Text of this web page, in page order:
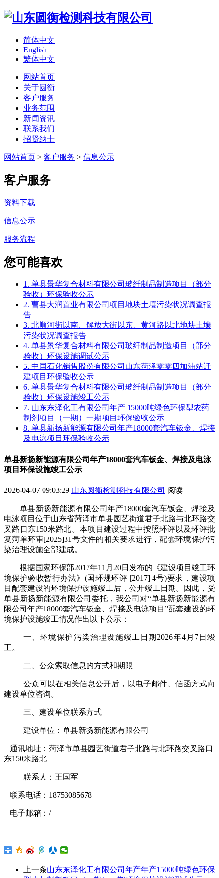
简体中文
English
繁体中文
网站首页
关于圆衡
客户服务
业务范围
新闻资讯
联系我们
招贤纳士
网站首页 > 客户服务 > 信息公示
客户服务
资料下载
信息公示
服务流程
您可能喜欢
1. 单县景华复合材料有限公司玻纤制品制造项目（部分
验收）环保验收公示
2. 曹县大润置业有限公司项目地块土壤污染状况调查报
告
3. 北顺河街以南、解放大街以东、黄河路以北地块土壤
污染状况调查报告
4. 单县景华复合材料有限公司玻纤制品制造项目（部分
验收）环保设施调试公示
5. 中国石化销售股份有限公司山东菏泽零零四加油站迁
建项目环保验收公示
6. 单县景华复合材料有限公司玻纤制品制造项目（部分
验收）环保设施竣工公示
7. 山东东泽化工有限公司年产 15000吨绿色环保型农药
制剂项目（一期）一期项目环保验收公示
8. 单县新扬新能源有限公司年产18000套汽车钣金、焊接
及电泳项目环保验收公示
单县新扬新能源有限公司年产18000套汽车钣金、焊接及电泳
项目环保设施竣工公示
2026-04-07 09:03:29 山东圆衡检测科技有限公司 阅读
单县新扬新能源有限公司年产18000套汽车钣金、焊接及
电泳项目 位于山东省菏泽市单县园艺街道君子北路与北环路交
叉路口东150米路北。本项目 建设过程中按照环评以及环评批
复菏单环审[2025]31 号文件的相关要求进行，配套环境保护污
染治理设施全部建成。
根据国家环保部2017年11 月 20日发布的《建设项目竣工环
境保护验收暂行办法》 (国环规环评 [2017] 4号)要求 ，建设项
目配套建设的环境保护设施竣工后，公开竣工日期。因此， 受
单县新扬新能源有限公司 委托， 我公司对“单县新扬新能源有
限公司年产18000套汽车钣金、焊接及电泳项目 ”配套建设的环
境保护设施竣工情况作出以下公示：
一、环境保护污染治理设施竣工 日期 2026年4月 7日竣
工。
二、公众索取信息的方式和期限
公众可以在相关信息公开后，以电子邮件、信函方式向
建设单位咨询。
三、建设单位联系方式
建设单位： 单县新扬新能源有限公司
通讯地址： 菏泽市单县园艺街道君子北路与北环路交叉路口
东150米路北
联系人： 王国军
联系电话 ： 18753085678
电子邮箱： /
上一条山东东泽化工有限公司年产年产15000吨绿色环保